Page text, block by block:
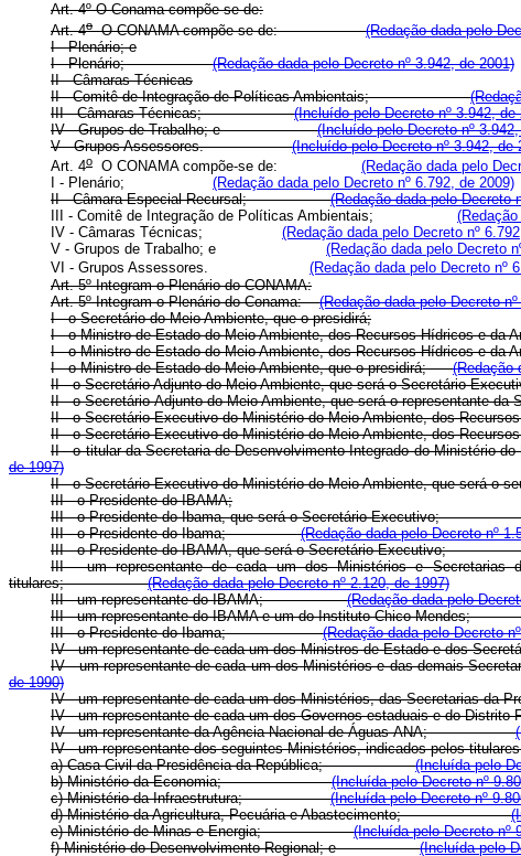
Art. 4º O Conama compõe-se de:
Art. 4oO CONAMA compõe-se de:(Redação dada pelo
I - Plenário; e
I - Plenário;(Redação dada pelo Decreto nº 3.942, de 2001)
II - Câmaras Técnicas
II - Comitê de Integração de Políticas Ambientais;
III - Câmaras Técnicas;(Incluído pelo Decreto nº 3.942, de
IV - Grupos de Trabalho; e(Incluído pelo Decreto nº
V - Grupos Assessores.(Incluído pelo Decreto nº 3.942, de
Art. 4o O CONAMA compõe-se de: (Redação dada pelo
I - Plenário; (Redação dada pelo Decreto nº 6.792, de 2009)
II - Câmara Especial Recursal;(Redação dada pelo Decreto
III - Comitê de Integração de Políticas Ambientais;
IV - Câmaras Técnicas; (Redação dada pelo Decreto nº
V - Grupos de Trabalho; e (Redação dada pelo Decreto
VI - Grupos Assessores.
(Redação dada pelo Decreto nº
Art. 5º Integram o Plenário do CONAMA:
Art. 5º Integram o Plenário do Conama:(Redação dada pelo Decreto
I - o Secretário do Meio Ambiente, que o presidirá;
I - o Ministro de Estado do Meio Ambiente, dos Recursos
I - o Ministro de Estado do Meio Ambiente, dos Recursos
I - o Ministro de Estado do Meio Ambiente, que o presidirá;(Redação
II - o Secretário Adjunto do Meio Ambiente, que será o Secretário-
II - o Secretário-Adjunto do Meio Ambiente, que será o
II - o Secretário-Executivo do Ministério do Meio Ambiente, dos
II - o Secretário-Executivo do Ministério do Meio Ambiente, dos
II - o titular da Secretaria de Desenvolvimento Integrado do
de 1997)
II - o Secretário-Executivo do Ministério do Meio Ambiente, que será
III - o Presidente do IBAMA;
III - o Presidente do Ibama, que será o Secretário-
III - o Presidente do Ibama;(Redação dada pelo Decreto nº
III - o Presidente do IBAMA, que será o Secretário-
III - um representante de cada um dos Ministérios e Secretarias
titulares;(Redação dada pelo Decreto nº 2.120, de 1997)
III - um representante do IBAMA;(Redação dada pelo
III - um representante do IBAMA e um do Instituto Chico
III - o Presidente do Ibama;(Redação dada pelo Decreto
IV - um representante de cada um dos Ministros de Estado e dos
IV - um representante de cada um dos Ministérios e das demais
de 1990)
IV - um representante de cada um dos Ministérios, das
IV - um representante de cada um dos Governos estaduais e
IV - um representante da Agência Nacional de Águas-ANA;
IV - um representante dos seguintes Ministérios, indicados
a) Casa Civil da Presidência da República;
(Incluída pelo
b) Ministério da Economia;
(Incluída pelo Decreto nº
c) Ministério da Infraestrutura;
(Incluída pelo Decreto nº
d) Ministério da Agricultura, Pecuária e Abastecimento;
e) Ministério de Minas e Energia;
(Incluída pelo Decreto nº
f) Ministério do Desenvolvimento Regional; e
(Incluída pelo